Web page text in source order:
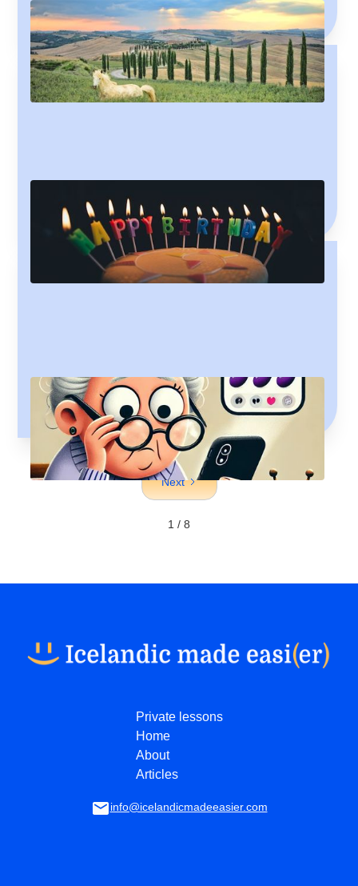
'Til' means 'to', right? Nothing's that simple! Learn when to
use 'til' and when to use 'í' or 'á'.
Age
really wanna know? Well, now you can ask her in
Icelandic!
Að þýða vs. að meina
Does "þýða" mean what you think it means? I mean, it'd
be mean (and no mean feat) to find the mean of its many
meanings.
Next
1 / 8
Private lessons
Home
About
Articles
info@icelandicmadeeasier.com